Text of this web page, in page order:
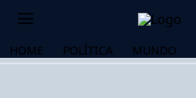
HOME POLÍTICA MUNDO